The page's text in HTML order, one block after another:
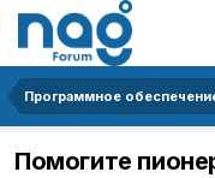
Программное
Помогите